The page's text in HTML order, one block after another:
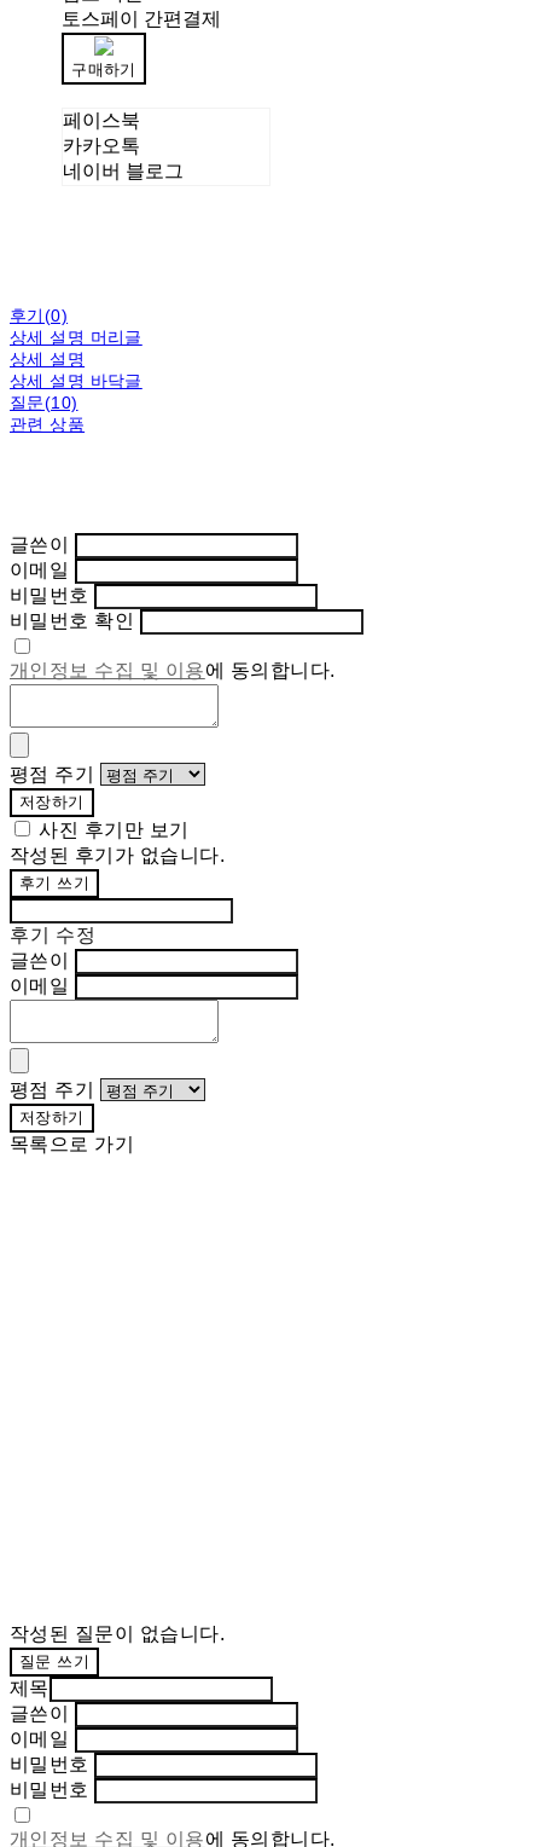
토스페이 간편결제
구매하기
페이스북
카카오톡
네이버 블로그
후기(0)
상세 설명 머리글
상세 설명
상세 설명 바닥글
질문(10)
관련 상품
글쓴이
이메일
비밀번호
비밀번호 확인
개인정보 수집 및 이용에 동의합니다.
평점 주기
저장하기
사진 후기만 보기
작성된 후기가 없습니다.
후기 쓰기
후기 수정
글쓴이
이메일
평점 주기
저장하기
목록으로 가기
작성된 질문이 없습니다.
질문 쓰기
제목
글쓴이
이메일
비밀번호
비밀번호
개인정보 수집 및 이용에 동의합니다.